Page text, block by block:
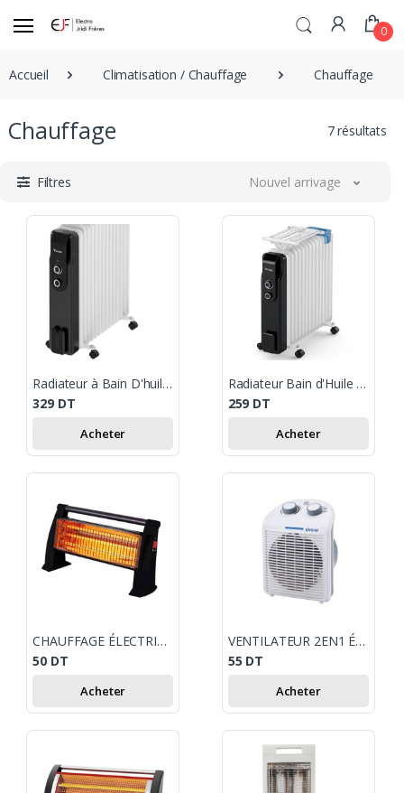
0
Accueil Climatisation / Chauffage Chauffage
Chauffage 7 résultats
Filtres Nouvel arrivage
Radiateur à Bain D'huile Condor 13 Eléments 2600W Blanc &Noir
329 DT
Acheter
Radiateur Bain d'Huile CONDOR /11 Éléments / 2500W / Blanc
259 DT
Acheter
CHAUFFAGE ÉLECTRIQUE KUMTEL 1500W - NOIR
50 DT
Acheter
VENTILATEUR 2EN1 ÉLECTRIQUE ORIENT OCE-1750 - BLANC
55 DT
Acheter